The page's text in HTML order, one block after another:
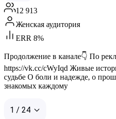
12 913
Женская аудитория
ERR 8%
Продолжение в канале👇 По
https://vk.cc/cWyIqd Живые
судьбе О боли и надежде, о
знакомых каждому
1 / 24